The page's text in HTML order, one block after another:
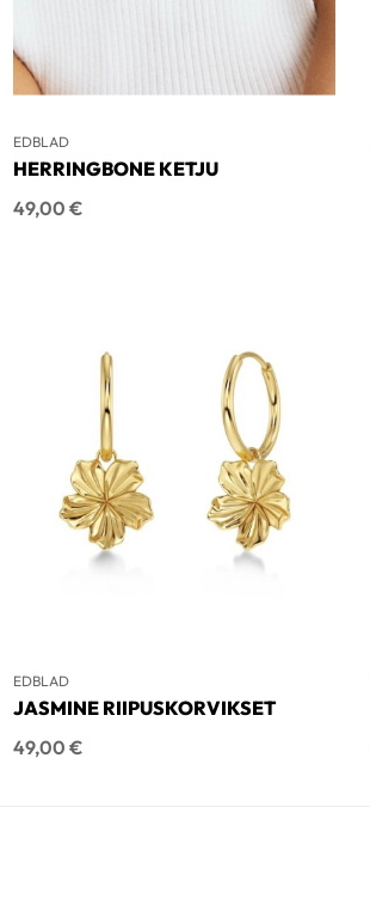
EDBLAD
HERRINGBONE KETJU
Hinta
49,00 €
EDBLAD
JASMINE RIIPUSKORVIKSET
Hinta
49,00 €